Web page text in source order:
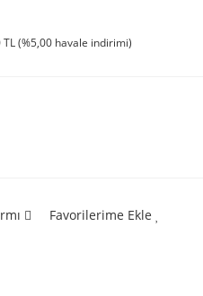
TL (%5,00 havale indirimi)
Favorilerime Ekle